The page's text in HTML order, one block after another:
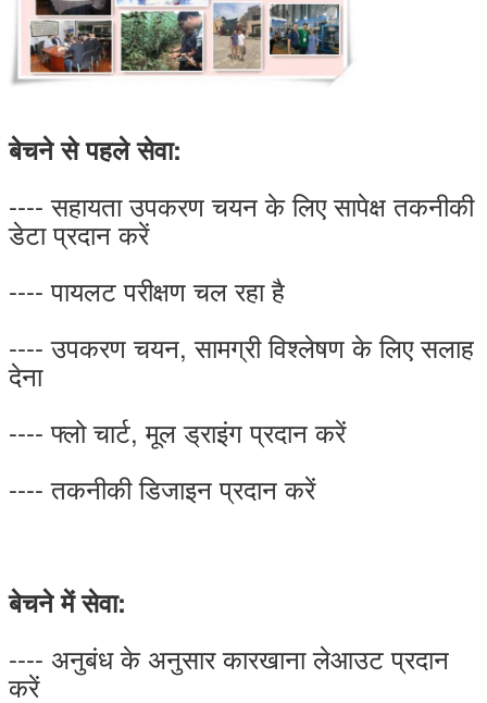
बेचने से पहले सेवा:
---- सहायता उपकरण चयन के लिए सापेक्ष तकनीकी
डेटा प्रदान करें
---- पायलट परीक्षण चल रहा है
---- उपकरण चयन, सामग्री विश्लेषण के लिए सलाह
देना
---- फ्लो चार्ट, मूल ड्राइंग प्रदान करें
---- तकनीकी डिजाइन प्रदान करें
बेचने में सेवा:
---- अनुबंध के अनुसार कारखाना लेआउट प्रदान
करें